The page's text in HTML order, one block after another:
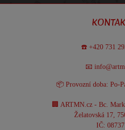
☎️ +420 731
📧
📦 Provozní doba: Po-
🏢 ARTMN.cz - Bc.
Želatovská 17,
IČ: